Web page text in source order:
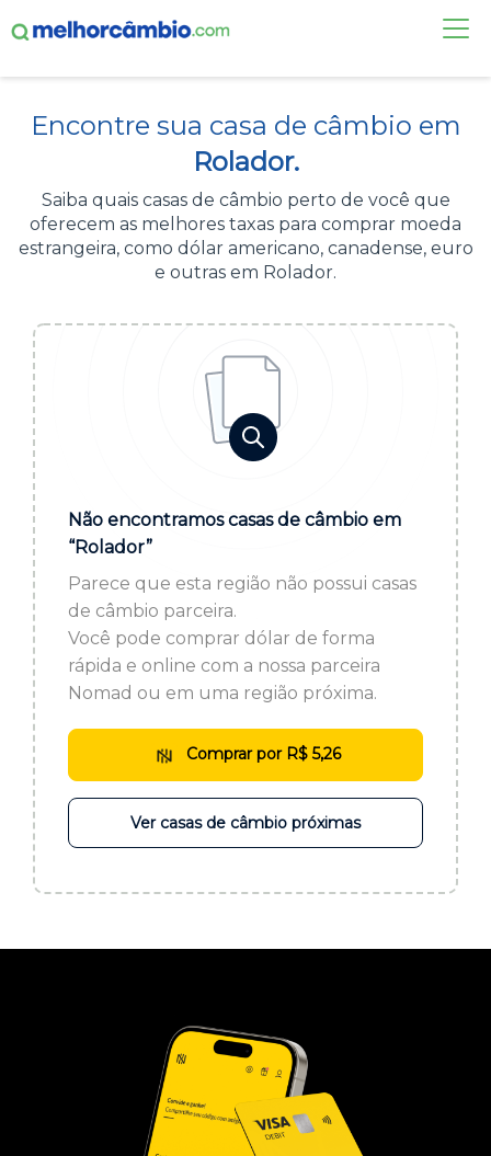
CASAS DE CÂMBIO
DÓLAR HOJE
ALERTA DE CÂMBIO
Acesse sua conta:
BROKER DE OFERTAS
ou cadastre-se se ainda não tem registro:
Encontre sua casa de câmbio em
Rolador.
Saiba quais casas de câmbio perto de você que
oferecem as melhores taxas para comprar moeda
estrangeira, como dólar americano, canadense, euro
e outras em Rolador.
Não encontramos casas de câmbio em
“Rolador”
Parece que esta região não possui casas
de câmbio parceira.
Você pode comprar dólar de forma
rápida e online com a nossa parceira
Nomad ou em uma região próxima.
Comprar por R$ 5,26
Ver casas de câmbio próximas